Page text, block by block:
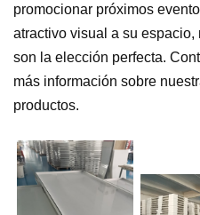
promocionar próximos
atractivo visual a su espacio,
son la elección perfecta.
más información sobre
productos.